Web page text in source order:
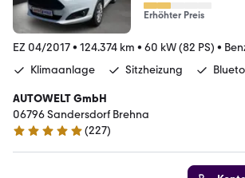
Erhöhter Preis
EZ 04/2017• 124.374 km • 60 kW (82 PS) •
Klimaanlage
Sitzheizung
AUTOWELT GmbH
06796 Sandersdorf Brehna
4.8 Sterne
(227)